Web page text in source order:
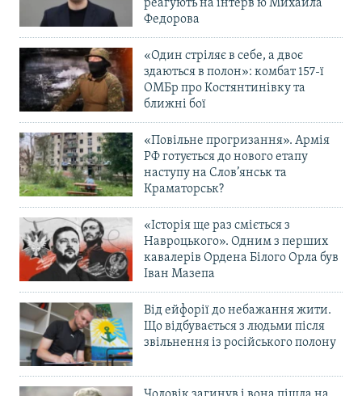
реагують на інтерв’ю Михайла
Федорова
«Один стріляє в себе, а двоє
здаються в полон»: комбат 157-ї
ОМБр про Костянтинівку та
ближні бої
«Повільне прогризання». Армія
РФ готується до нового етапу
наступу на Слов’янськ та
Краматорськ?
«Історія ще раз сміється з
Навроцького». Одним з перших
кавалерів Ордена Білого Орла був
Іван Мазепа
Від ейфорії до небажання жити.
Що відбувається з людьми після
звільнення із російського полону